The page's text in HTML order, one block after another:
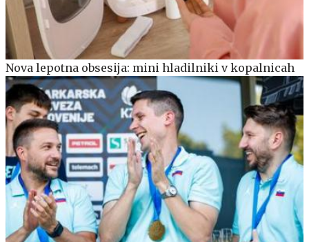
Nova lepotna obsesija: mini hladilniki v kopalnicah